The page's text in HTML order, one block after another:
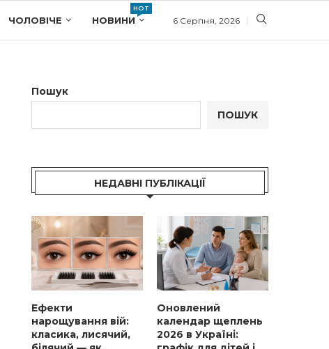
ЧОЛОВІЧЕ НОВИНИ
HOT
6 Серпня, 2026
Пошук
ПОШУК
НЕДАВНІ ПУБЛІКАЦІЇ
Ефекти
нарощування вій:
класика, лисячий,
Оновлений
календар щеплень
2026 в Україні: